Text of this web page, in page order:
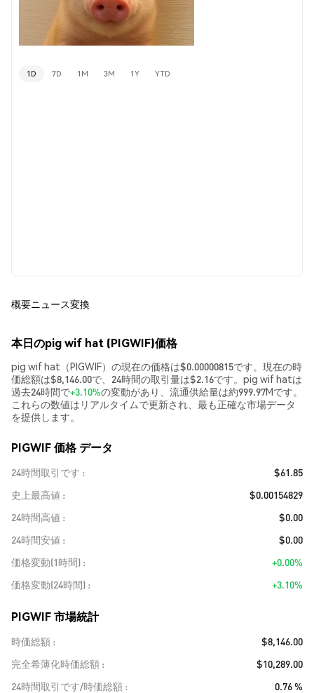
1D 7D 1M 3M 1Y YTD
概要ニュース変換
本日のpig wif hat (PIGWIF)価格
pig wif hat（PIGWIF）の現在の価格は$0.00000815です。現在の時
価総額は$8,146.00で、24時間の取引量は$2.16です。pig wif hatは
過去24時間で+3.10%の変動があり、流通供給量は約999.97Mです。
これらの数値はリアルタイムで更新され、最も正確な市場データ
を提供します。
PIGWIF 価格 データ
24時間取引です
$61.85
史上最高値
$0.00154829
24時間高値
$0.00
24時間安値
$0.00
価格変動(1時間)
+0.00%
価格変動(24時間)
+3.10%
PIGWIF 市場統計
時価総額
$8,146.00
完全希薄化時価総額
$10,289.00
24時間取引です/時価総額
0.76 %